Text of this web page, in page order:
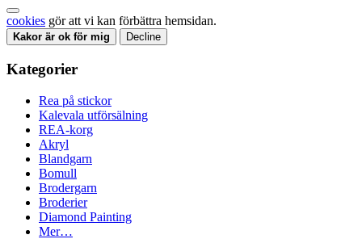
cookies gör att vi kan förbättra hemsidan.
Kakor är ok för mig Decline
Kategorier
Rea på stickor
Kalevala utförsälning
REA-korg
Akryl
Blandgarn
Bomull
Brodergarn
Broderier
Diamond Painting
Mer…